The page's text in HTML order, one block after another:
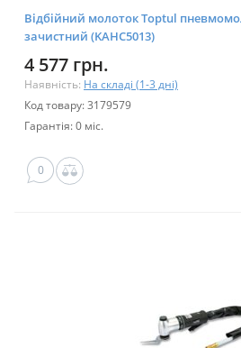
Відбійний молоток Toptul
зачистний (KAHC5013)
4 577 грн.
Наявність: На складі (1-3 дні)
Код товару: 3179579
Гарантія: 0 міс.
0